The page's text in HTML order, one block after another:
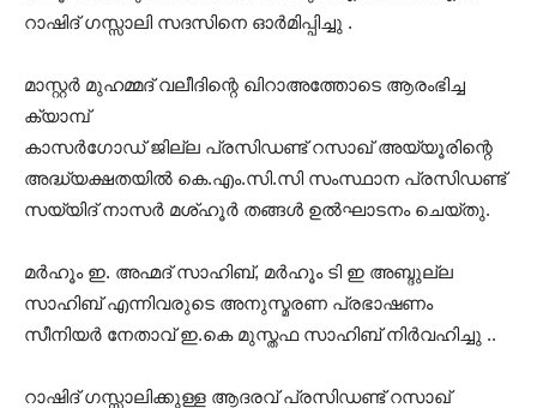
റാഷിദ് ഗസ്സാലി സദസിനെ ഓർമിപ്പിച്ചു .
മാസ്റ്റർ മുഹമ്മദ് വലീദിന്റെ ഖിറാഅത്തോടെ ആരംഭിച്ച
ക്യാമ്പ്
കാസർഗോഡ് ജില്ല പ്രസിഡണ്ട് റസാഖ് അയ്യൂരിന്റെ
അദ്ധ്യക്ഷതയിൽ കെ.എം.സി.സി സംസ്ഥാന പ്രസിഡണ്ട്
സയ്യിദ് നാസർ മശ്ഹൂർ തങ്ങൾ ഉൽഘാടനം ചെയ്തു.
മർഹൂം ഇ. അഹ്മദ് സാഹിബ്, മർഹൂം ടി ഇ അബ്ദുല്ല
സാഹിബ്‌ എന്നിവരുടെ അനുസ്മരണ പ്രഭാഷണം
സീനിയർ നേതാവ് ഇ.കെ മുസ്തഫ സാഹിബ് നിർവഹിച്ചു ..
റാഷിദ് ഗസ്സാലിക്കുള്ള ആദരവ് പ്രസിഡണ്ട് റസാഖ്